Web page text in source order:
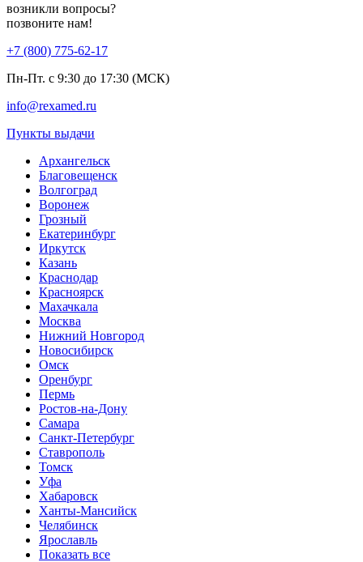
возникли вопросы?
позвоните нам!
+7 (800) 775-62-17
Пн-Пт. с 9:30 до 17:30 (МСК)
info@rexamed.ru
Пункты выдачи
Архангельск
Благовещенск
Волгоград
Воронеж
Грозный
Екатеринбург
Иркутск
Казань
Краснодар
Красноярск
Махачкала
Москва
Нижний Новгород
Новосибирск
Омск
Оренбург
Пермь
Ростов-на-Дону
Самара
Санкт-Петербург
Ставрополь
Томск
Уфа
Хабаровск
Ханты-Мансийск
Челябинск
Ярославль
Показать все